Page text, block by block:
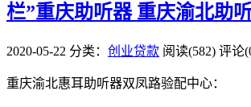
栏”重庆助听器 重庆渝北助
2020-05-22 分类： 创业贷款 阅读(582) 评论
重庆渝北惠耳助听器双凤路验配中心：